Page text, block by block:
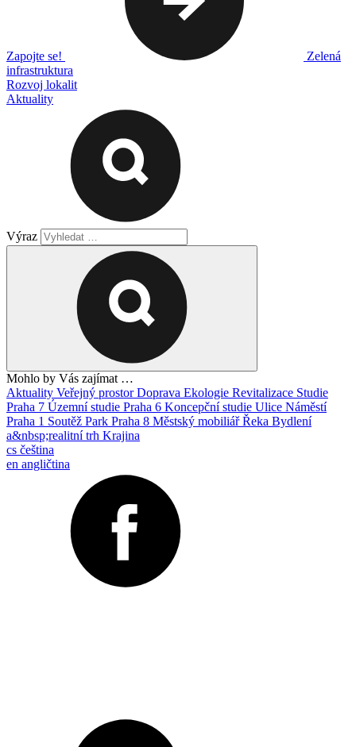
Zapojte se!
Zelená
infrastruktura
Rozvoj lokalit
Aktuality
Výraz
Mohlo by Vás zajímat …
Aktuality Veřejný prostorDoprava Ekologie Revitalizace Studie
Praha 7 Územní studie Praha 6 Koncepční studie Ulice Náměstí
Praha 1 Soutěž Park Praha 8 Městský mobiliářŘeka Bydlení
a&nbsp;realitní trh Krajina
cs čeština
en angličtina